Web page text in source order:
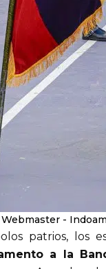
Webmaster -
patrios, los
a la